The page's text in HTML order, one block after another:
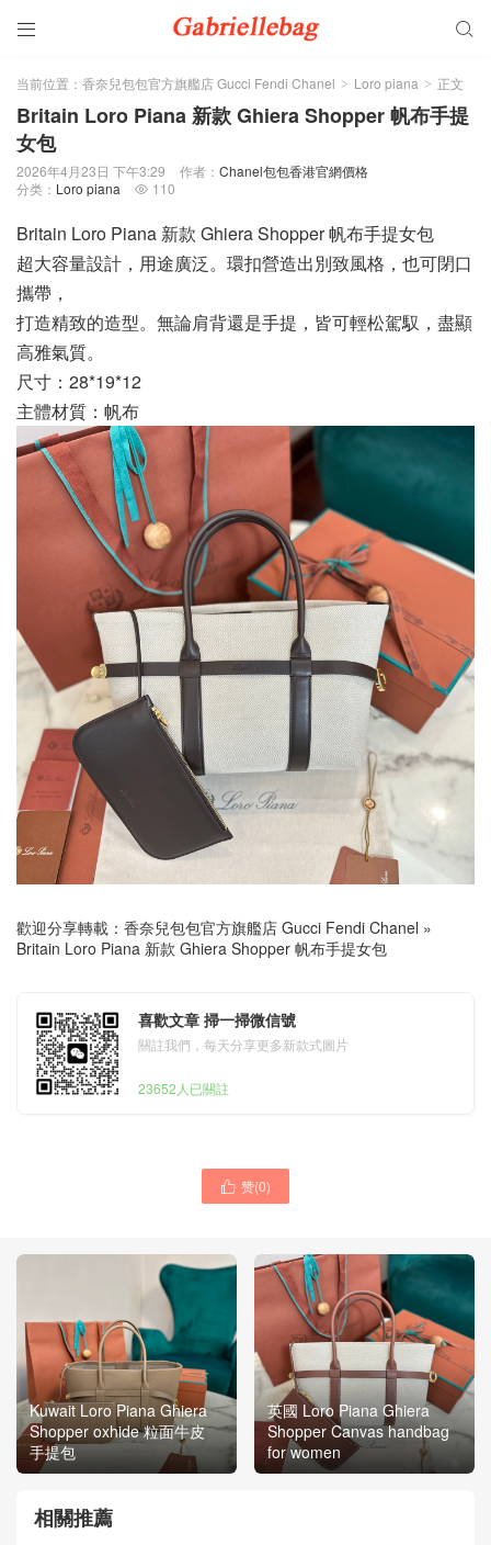
 
当前位置： 香奈兒包包官方旗艦店 Gucci Fendi Chanel > Loro piana > 正文
Britain Loro Piana 新款 Ghiera Shopper 帆布手提
女包
2026年4月23日 下午3:29 作者： Chanel包包香港官網價格
分类： Loro piana  110
Britain Loro Piana 新款 Ghiera Shopper 帆布手提女包
超大容量設計，用途廣泛。環扣營造出別致風格，也可閉口
攜帶，
打造精致的造型。無論肩背還是手提，皆可輕松駕馭，盡顯
高雅氣質。
尺寸：28*19*12
主體材質：帆布
歡迎分享轉載： 香奈兒包包官方旗艦店 Gucci Fendi Chanel »
Britain Loro Piana 新款 Ghiera Shopper 帆布手提女包
喜歡文章 掃一掃微信號
關註我們，每天分享更多新款式圖片
23652人已關註
 赞(0)
Kuwait Loro Piana Ghiera
Shopper oxhide 粒面牛皮
手提包
英國 Loro Piana Ghiera
Shopper Canvas handbag
for women
相關推薦